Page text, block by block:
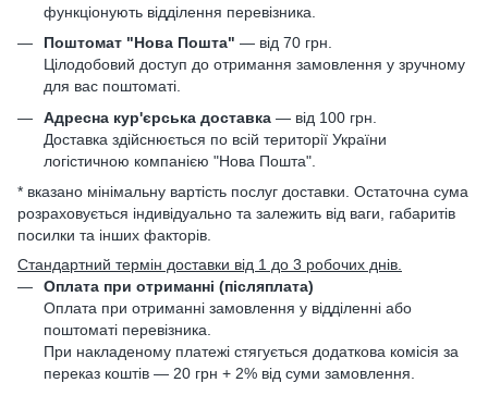
функціонують відділення перевізника.
Поштомат "Нова Пошта" — від 70 грн.
Цілодобовий доступ до отримання замовлення у зручному
для вас поштоматі.
Адресна кур'єрська доставка — від 100 грн.
Доставка здійснюється по всій території України
логістичною компанією "Нова Пошта".
* вказано мінімальну вартість послуг доставки. Остаточна сума
розраховується індивідуально та залежить від ваги, габаритів
посилки та інших факторів.
Стандартний термін доставки від 1 до 3 робочих днів.
Оплата при отриманні (післяплата)
Оплата при отриманні замовлення у відділенні або
поштоматі перевізника.
При накладеному платежі стягується додаткова комісія за
переказ коштів — 20 грн + 2% від суми замовлення.